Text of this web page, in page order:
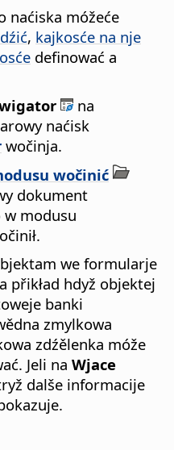
naćiska móžeće
, kajkosće na nje
definować a
na
naćisk
wočinja.
wočinić
dokument
w modusu
we formularje
přikład hdyž objektej
banki
zmylkowa
zdźělenka móže
Jeli na Wjace
dalše informacije